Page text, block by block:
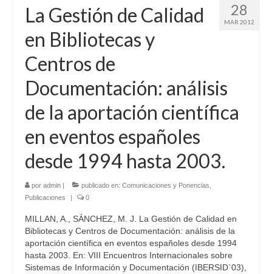
28
MAR 2012
La Gestión de Calidad
en Bibliotecas y
Centros de
Documentación: análisis
de la aportación científica
en eventos españoles
desde 1994 hasta 2003.
por admin | publicado en: Comunicaciones y Ponencias
Publicaciones
| 0
MILLAN, A., SÁNCHEZ, M. J. La Gestión de Calidad en
Bibliotecas y Centros de Documentación: análisis de la
aportación científica en eventos españoles desde 1994
hasta 2003. En: VIII Encuentros Internacionales sobre
Sistemas de Información y Documentación (IBERSID`03),